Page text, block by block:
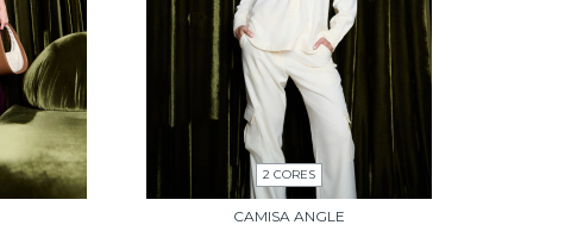
2 CORES
CAMISA ANGLE